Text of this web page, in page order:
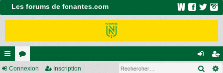
Les forums de fcnantes.com
ac or on ns
Connexion Inscription